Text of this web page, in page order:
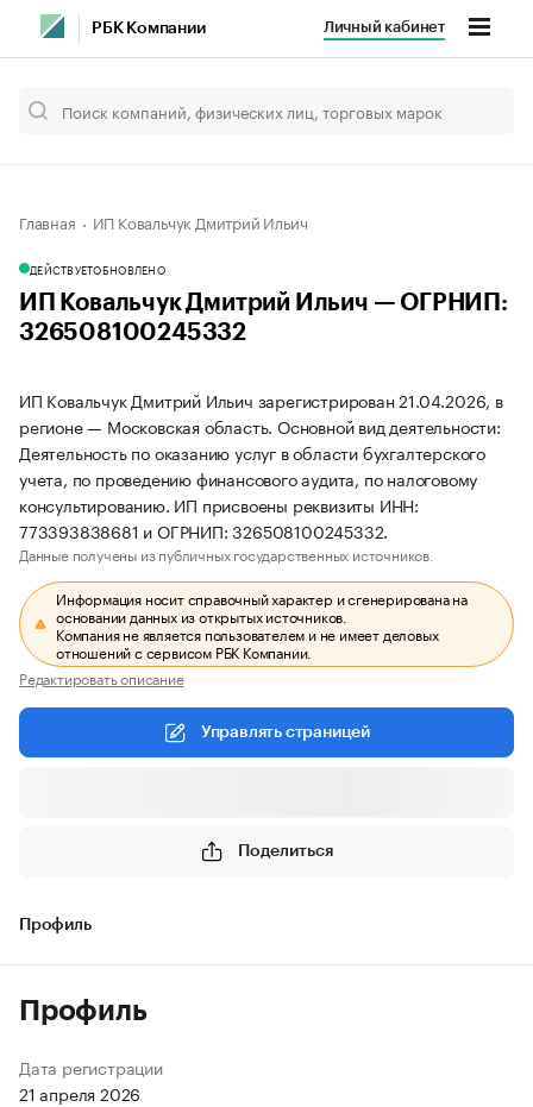
РБК Компании Личный кабинет
Главная ИП Ковальчук Дмитрий Ильич
ДЕЙСТВУЕТОБНОВЛЕНО
ИП Ковальчук Дмитрий Ильич — ОГРНИП:
326508100245332
ИП Ковальчук Дмитрий Ильич зарегистрирован 21.04.2026, в
регионе — Московская область. Основной вид деятельности:
Деятельность по оказанию услуг в области бухгалтерского
учета, по проведению финансового аудита, по налоговому
консультированию. ИП присвоены реквизиты ИНН:
773393838681 и ОГРНИП: 326508100245332.
Данные получены из публичных государственных источников.
Информация носит справочный характер и сгенерирована на
основании данных из открытых источников.
Компания не является пользователем и не имеет деловых
отношений с сервисом РБК Компании.
Редактировать описание
Управлять страницей
Поделиться
Профиль
Профиль
Дата регистрации
21 апреля 2026